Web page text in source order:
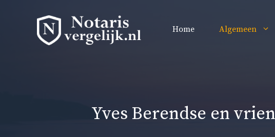
Home Algemeen
Yves Berendse en